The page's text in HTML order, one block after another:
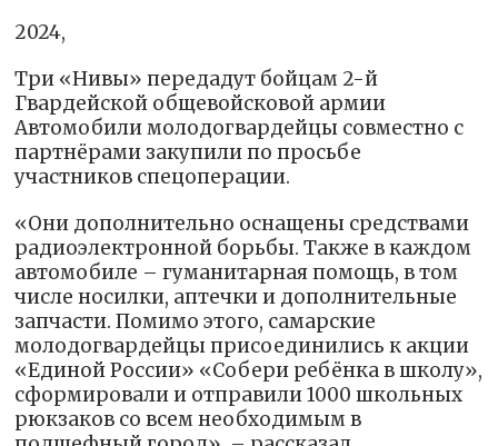
2024,
Три «Нивы» передадут бойцам 2-й
Гвардейской общевойсковой армии
Автомобили молодогвардейцы совместно с
партнёрами закупили по просьбе
участников спецоперации.
«Они дополнительно оснащены средствами
радиоэлектронной борьбы. Также в каждом
автомобиле – гуманитарная помощь, в том
числе носилки, аптечки и дополнительные
запчасти. Помимо этого, самарские
молодогвардейцы присоединились к акции
«Единой России» «Собери ребёнка в школу»,
сформировали и отправили 1000 школьных
рюкзаков со всем необходимым в